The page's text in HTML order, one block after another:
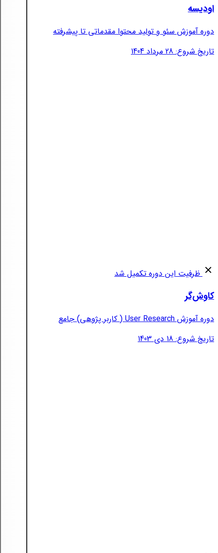
اودیسه
دوره آموزش سئو و تولید محتوا مقدماتی تا پیشرفته
تاریخ شروع: 28 مرداد 1404
ظرفیت این دوره تکمیل شد
کاوش‌گر
دوره آموزش User Research ( کاربر پژوهی) جامع
تاریخ شروع: 18 دی 1403